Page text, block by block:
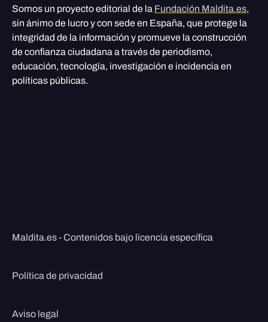
Somos un proyecto editorial de la Fundación Maldita.es,
sin ánimo de lucro y con sede en España, que protege la
integridad de la información y promueve la construcción
de confianza ciudadana a través de periodismo,
educación, tecnología, investigación e incidencia en
políticas públicas.
Maldita.es - Contenidos bajo licencia específica
Política de privacidad
Aviso legal